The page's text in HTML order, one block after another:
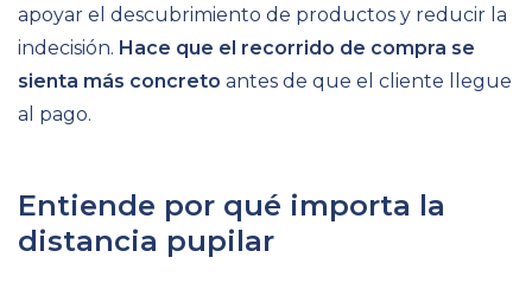
apoyar el descubrimiento de productos y reducir la
indecisión. Hace que el recorrido de compra se
sienta más concreto antes de que el cliente llegue
al pago.
Entiende por qué importa la
distancia pupilar